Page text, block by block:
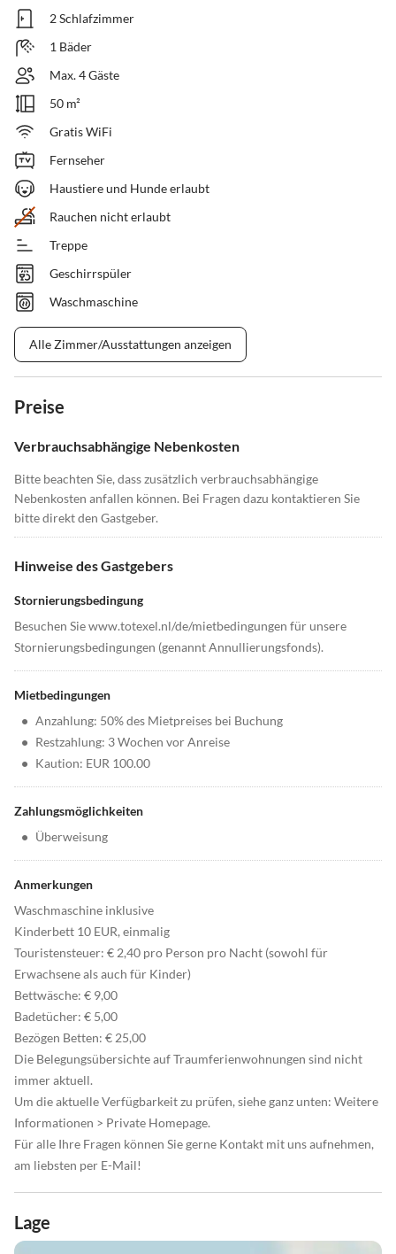
2 Schlafzimmer
1 Bäder
Max. 4 Gäste
50 m²
Gratis WiFi
Fernseher
Haustiere und Hunde erlaubt
Rauchen nicht erlaubt
Treppe
Geschirrspüler
Waschmaschine
Alle Zimmer/Ausstattungen anzeigen
Preise
Verbrauchsabhängige Nebenkosten
Bitte beachten Sie, dass zusätzlich verbrauchsabhängige
Nebenkosten anfallen können. Bei Fragen dazu kontaktieren Sie
bitte direkt den Gastgeber.
Hinweise des Gastgebers
Stornierungsbedingung
Besuchen Sie www.totexel.nl/de/mietbedingungen für unsere
Stornierungsbedingungen (genannt Annullierungsfonds).
Mietbedingungen
• Anzahlung: 50% des Mietpreises bei Buchung
• Restzahlung: 3 Wochen vor Anreise
• Kaution: EUR 100.00
Zahlungsmöglichkeiten
• Überweisung
Anmerkungen
Waschmaschine inklusive
Kinderbett 10 EUR, einmalig
Touristensteuer: € 2,40 pro Person pro Nacht (sowohl für
Erwachsene als auch für Kinder)
Bettwäsche: € 9,00
Badetücher: € 5,00
Bezögen Betten: € 25,00
Die Belegungsübersichte auf Traumferienwohnungen sind nicht
immer aktuell.
Um die aktuelle Verfügbarkeit zu prüfen, siehe ganz unten: Weitere
Informationen > Private Homepage.
Für alle Ihre Fragen können Sie gerne Kontakt mit uns aufnehmen,
am liebsten per E-Mail!
Lage